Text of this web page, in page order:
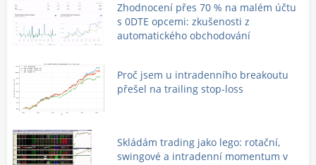
Zhodnocení přes 70 % na malém účtu
s 0DTE opcemi: zkušenosti z
automatického obchodování
Proč jsem u intradenního breakoutu
přešel na trailing stop-loss
Skládám trading jako lego: rotační,
swingové a intradenní momentum v